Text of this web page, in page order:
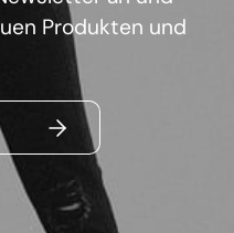
Produkten und
ABSENDEN